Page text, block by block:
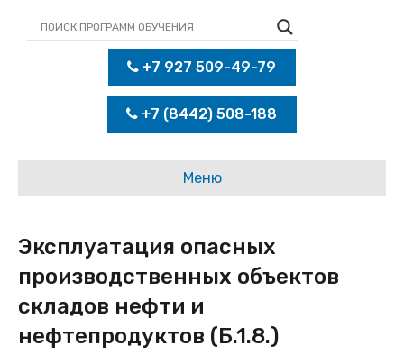
+7 927 509-49-79
+7 (8442) 508-188
Меню
Эксплуатация опасных
производственных объектов
складов нефти и
нефтепродуктов (Б.1.8.)